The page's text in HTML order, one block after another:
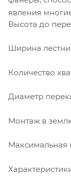
явления
Высота до
Ширина
Количество
Диаметр
Монтаж в
Максимальная